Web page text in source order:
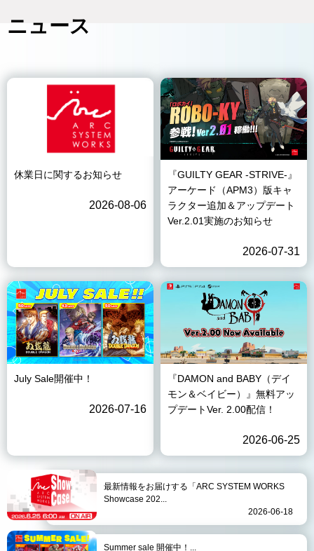
ニュース
休業日に関するお知らせ
2026-08-06
『GUILTY GEAR -STRIVE-』
アーケード（APM3）版キャ
ラクター追加＆アップデート
Ver.2.01実施のお知らせ
2026-07-31
July Sale開催中！
2026-07-16
『DAMON and BABY（デイ
モン＆ベイビー）』無料アッ
プデートVer. 2.00配信！
2026-06-25
最新情報をお届けする「ARC SYSTEM WORKS
Showcase 202...
2026-06-18
Summer sale 開催中！...